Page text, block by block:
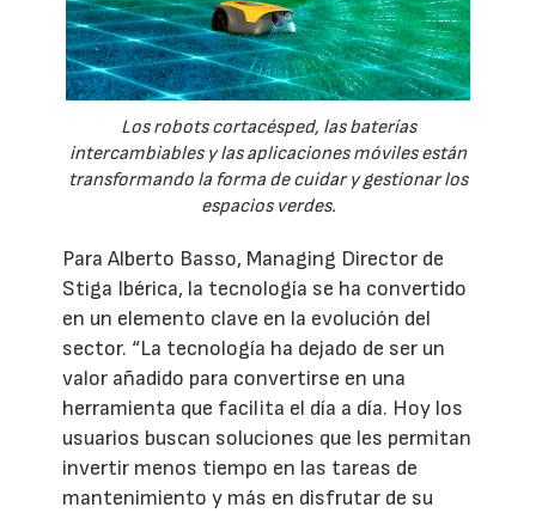
Los robots cortacésped, las baterías
intercambiables y las aplicaciones móviles están
transformando la forma de cuidar y gestionar los
espacios verdes.
Para Alberto Basso, Managing Director de
Stiga Ibérica, la tecnología se ha convertido
en un elemento clave en la evolución del
sector. “La tecnología ha dejado de ser un
valor añadido para convertirse en una
herramienta que facilita el día a día. Hoy los
usuarios buscan soluciones que les permitan
invertir menos tiempo en las tareas de
mantenimiento y más en disfrutar de su